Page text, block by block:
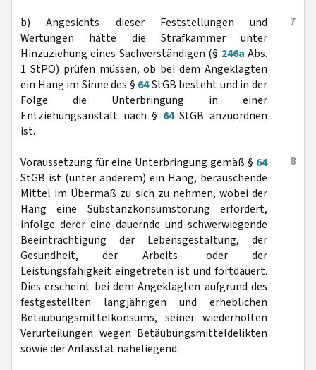
7
b) Angesichts dieser Feststellungen und
Wertungen hätte die Strafkammer unter
Hinzuziehung eines Sachverständigen (§ 246a Abs.
1 StPO) prüfen müssen, ob bei dem Angeklagten
ein Hang im Sinne des § 64StGB besteht und in der
Folge die Unterbringung in einer
Entziehungsanstalt nach § 64StGB anzuordnen
ist.
8
Voraussetzung für eine Unterbringung gemäß § 64
StGB ist (unter anderem) ein Hang, berauschende
Mittel im Übermaß zu sich zu nehmen, wobei der
Hang eine Substanzkonsumstörung erfordert,
infolge derer eine dauernde und schwerwiegende
Beeinträchtigung der Lebensgestaltung, der
Gesundheit, der Arbeits- oder der
Leistungsfähigkeit eingetreten ist und fortdauert.
Dies erscheint bei dem Angeklagten aufgrund des
festgestellten langjährigen und erheblichen
Betäubungsmittelkonsums, seiner wiederholten
Verurteilungen wegen Betäubungsmitteldelikten
sowie der Anlasstat naheliegend.